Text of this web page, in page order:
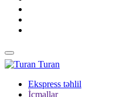
Turan
Ekspress təhlil
İcmallar